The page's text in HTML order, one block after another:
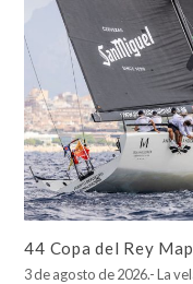
44 Copa del Rey
3 de agosto de 2026.- La